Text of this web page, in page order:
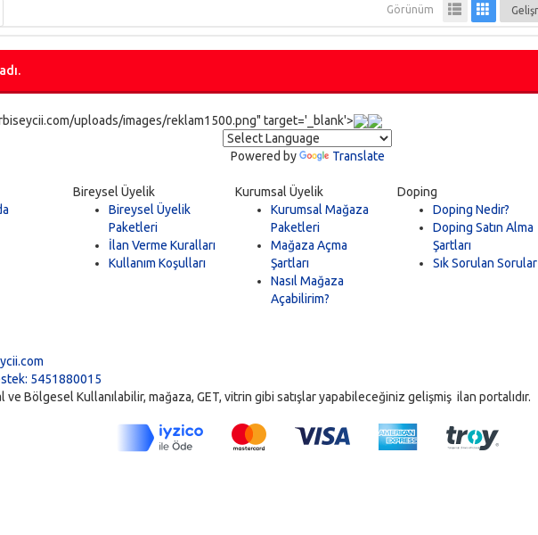
Görünüm
uploads/images/reklam1500.png" target='_blank'>
Powered by Translate
Bireysel Üyelik
Bireysel Üyelik
Paketleri
İlan Verme Kuralları
Kullanım Koşulları
Kurumsal Üyelik
Kurumsal Mağaza
Paketleri
Mağaza Açma
Şartları
Nasıl Mağaza
Açabilirim?
Doping
Doping Nedir?
Doping Satın Alma
Şartları
Sık Sorulan Sorular
5451880015
ve Bölgesel Kullanılabilir, mağaza, GET, vitrin gibi satışlar yapabileceğiniz gelişmiş ilan portalıdır.